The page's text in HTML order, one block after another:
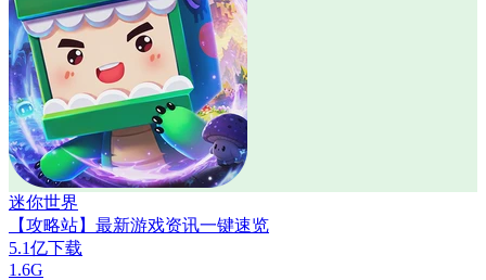
迷你世界
【攻略站】最新游戏资讯一键速览
5.1亿下载
1.6G